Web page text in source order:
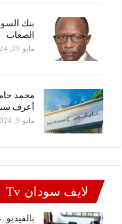
بنك
الصعاب
مايو 29, 2024
محمد
أعرف
مايو 9, 2024
لايف سودان Tv